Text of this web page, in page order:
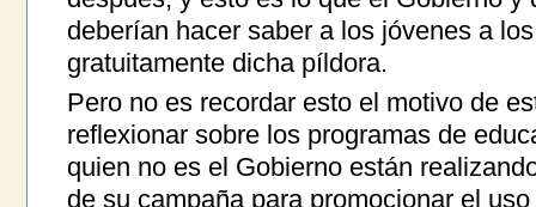
deberían hacer saber a los jóvenes a
gratuitamente dicha píldora.
Pero no es recordar esto el motivo de
reflexionar sobre los programas de
quien no es el Gobierno están
de su campaña para promocionar el